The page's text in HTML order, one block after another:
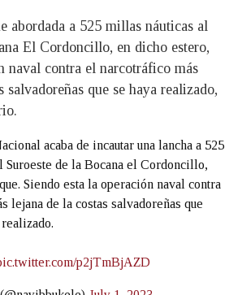
abordada a 525 millas náuticas al
El Cordoncillo, en dicho estero,
naval contra el narcotráfico más
salvadoreñas que se haya realizado,
acaba de incautar una lancha a 525
de la Bocana el Cordoncillo,
Siendo esta la operación naval contra
lejana de la costas salvadoreñas que
p2jTmBjAZD